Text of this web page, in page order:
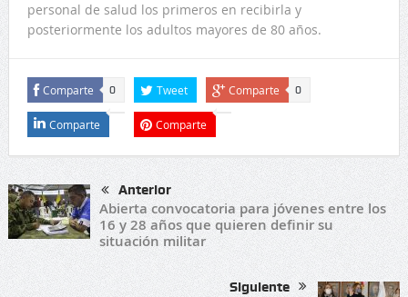
personal de salud los primeros en recibirla y
posteriormente los adultos mayores de 80 años.
Comparte 0 Tweet Comparte 0
Comparte Comparte
Anterior
Abierta convocatoria para jóvenes entre los
16 y 28 años que quieren definir su
situación militar
Siguiente